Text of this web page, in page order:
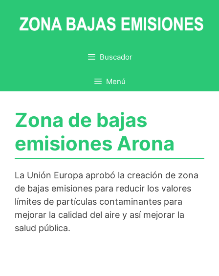
contenido
Buscador
Menú
Zona de bajas
emisiones Arona
La Unión Europa aprobó la creación de zona
de bajas emisiones para reducir los valores
límites de partículas contaminantes para
mejorar la calidad del aire y así mejorar la
salud pública.